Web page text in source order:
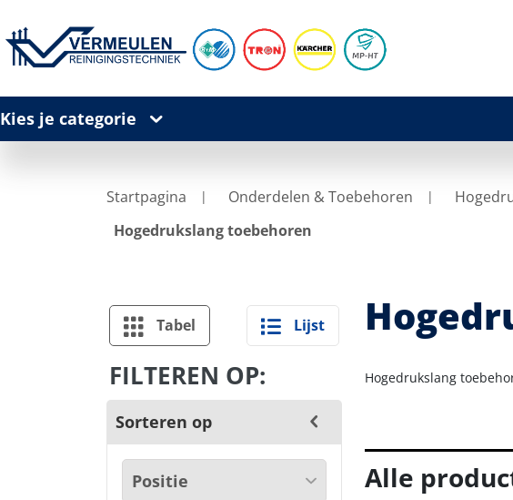
Kies je categorie
Startpagina Onderdelen & Toebehoren
Hogedrukslang toebehoren
Tabel Lijst
FILTEREN OP:
Sorteren op
Hogedrukslang
Alle